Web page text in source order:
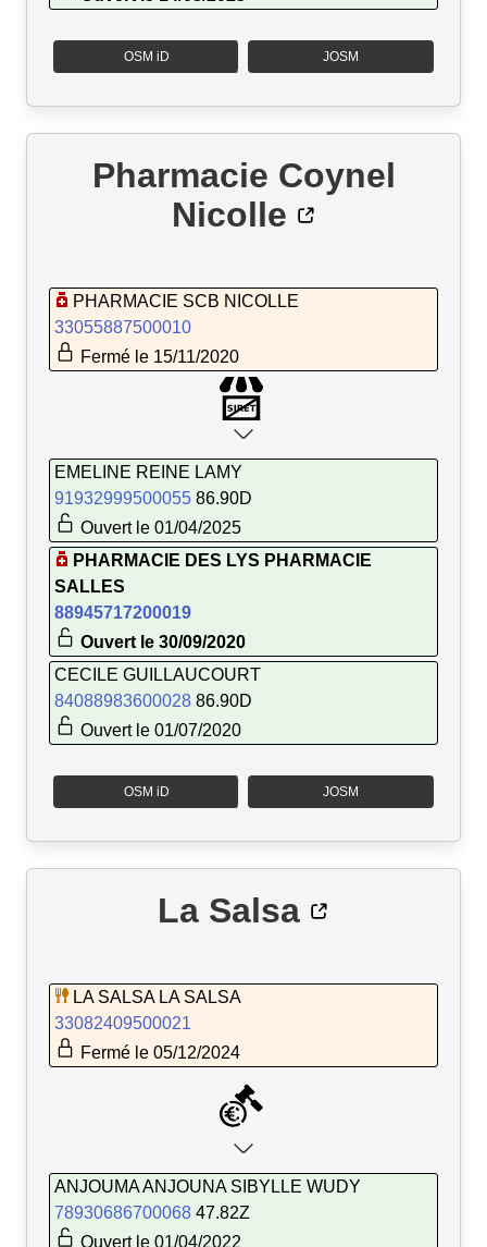
OSM iD JOSM
Pharmacie Coynel
Nicolle
PHARMACIE SCB NICOLLE
33055887500010
Fermé le 15/11/2020
EMELINE REINE LAMY
91932999500055 86.90D
Ouvert le 01/04/2025
PHARMACIE DES LYS PHARMACIE
SALLES
88945717200019
Ouvert le 30/09/2020
CECILE GUILLAUCOURT
84088983600028 86.90D
Ouvert le 01/07/2020
OSM iD JOSM
La Salsa
LA SALSA LA SALSA
33082409500021
Fermé le 05/12/2024
ANJOUMA ANJOUNA SIBYLLE WUDY
78930686700068 47.82Z
Ouvert le 01/04/2022